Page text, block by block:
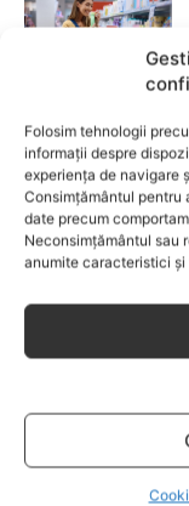
Folosim tehnologii
informații despre
experiența de navigare
Consimțământul pentru
date precum
Neconsimțământul sau
anumite caracteristici
CATEGORII
EVENIMENTE
LIFESTYLE
COPII
FAMILIA
SANATATE COPII
DEZVOLTAREA
RETETE